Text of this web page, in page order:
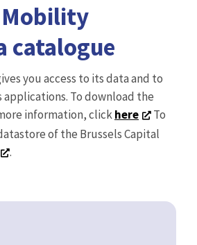
Mobility
catalogue
you access to its data and to
applications. To download the
information, clickhere
To
of the Brussels Capital
.